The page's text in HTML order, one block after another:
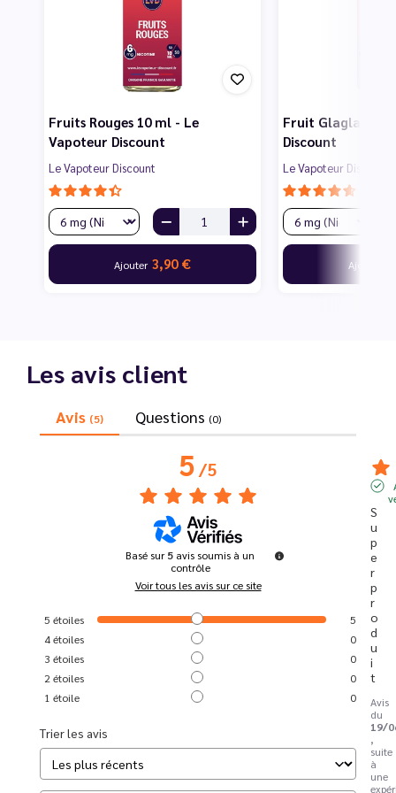
Fruits Rouges 10 ml - Le
Vapoteur Discount
Le Vapoteur Discount
Ajouter 3,90 €
Fruit Glagla 10
Discount
Le Vapoteur Discount
Ajouter
Les avis client
Avis (5) Questions (0)
5/5
Basé sur5 avis soumis à un
contrôle
Voir tous les avis sur ce site
5 étoiles
5
4étoiles
0
3 étoiles
0
2 étoiles
0
1 étoile 0
Trier les avis
S
u
p
e
r
p
r
o
d
u
i
t
Avis
du
19/
,
suite
à
une